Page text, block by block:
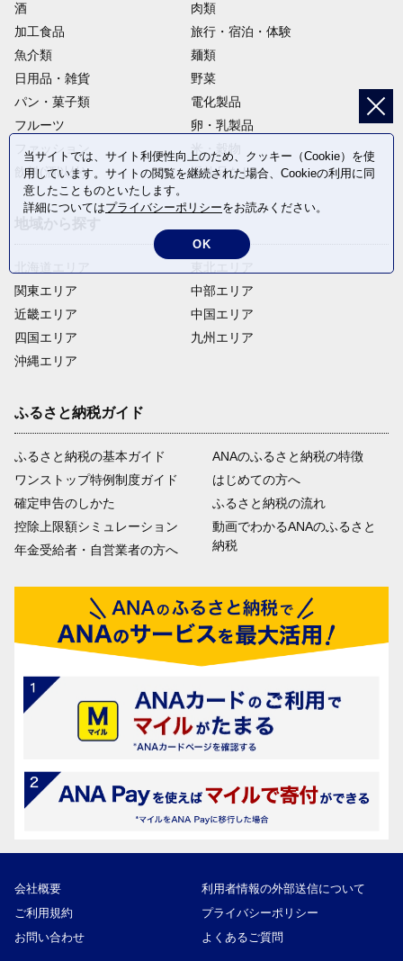
酒
肉類
加工食品
旅行・宿泊・体験
魚介類
麺類
日用品・雑貨
野菜
パン・菓子類
電化製品
フルーツ
卵・乳製品
ファッション
米・穀物
飲料(酒以外)
返礼品なし
関東エリア
近畿エリア
四国エリア
沖縄エリア
中部エリア
中国エリア
九州エリア
ふるさと納税ガイド
ふるさと納税の基本ガイド
ワンストップ特例制度ガイド
確定申告のしかた
控除上限額シミュレーション
年金受給者・自営業者の方へ
ANAのふるさと納税の特徴
はじめての方へ
ふるさと納税の流れ
動画でわかるANAのふるさと
納税
会社概要
利用者情報の外部送信について
ご利用規約
プライバシーポリシー
お問い合わせ
よくあるご質問
当サイトでは、サイト利便性向上のため、クッキー（Cookie）を使
用しています。サイトの閲覧を継続された場合、Cookieの利用に同
意したことものといたします。
詳細についてはプライバシーポリシーをお読みください。
OK